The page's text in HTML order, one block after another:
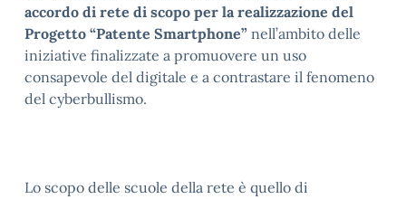
accordo di rete di scopo per la realizzazione del
Progetto “Patente Smartphone” nell’ambito delle
iniziative finalizzate a promuovere un uso
consapevole del digitale e a contrastare il fenomeno
del cyberbullismo.
Lo scopo delle scuole della rete è quello di